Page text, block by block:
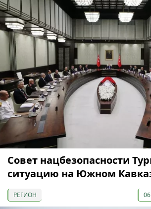
Совет нацбезопасности
ситуацию на Южном
РЕГИОН